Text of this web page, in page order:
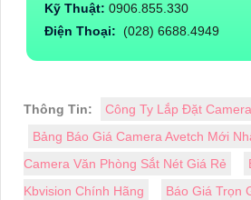
Kỹ Thuật: 0906.855.330
Điện Thoại: (028) 6688.4949
Thông Tin:
Công Ty Lắp Đặt
Bảng Báo Giá Camera Avetch Mới
Camera Văn Phòng Sắt Nét Giá Rẻ
Kbvision Chính Hãng
Báo Giá Trọn